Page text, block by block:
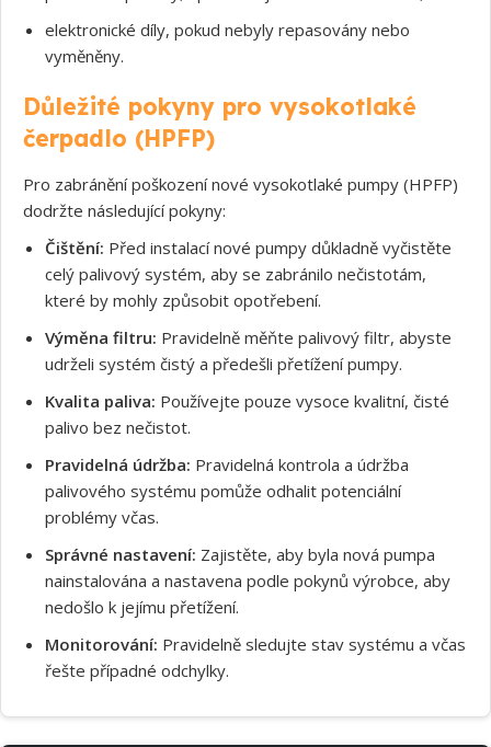
elektronické díly, pokud nebyly repasovány nebo
vyměněny.
Důležité pokyny pro vysokotlaké
čerpadlo (HPFP)
Pro zabránění poškození nové vysokotlaké pumpy (HPFP)
dodržte následující pokyny:
Čištění: Před instalací nové pumpy důkladně vyčistěte
celý palivový systém, aby se zabránilo nečistotám,
které by mohly způsobit opotřebení.
Výměna filtru: Pravidelně měňte palivový filtr, abyste
udrželi systém čistý a předešli přetížení pumpy.
Kvalita paliva: Používejte pouze vysoce kvalitní, čisté
palivo bez nečistot.
Pravidelná údržba: Pravidelná kontrola a údržba
palivového systému pomůže odhalit potenciální
problémy včas.
Správné nastavení: Zajistěte, aby byla nová pumpa
nainstalována a nastavena podle pokynů výrobce, aby
nedošlo k jejímu přetížení.
Monitorování: Pravidelně sledujte stav systému a včas
řešte případné odchylky.
Souhlasím s GDPR